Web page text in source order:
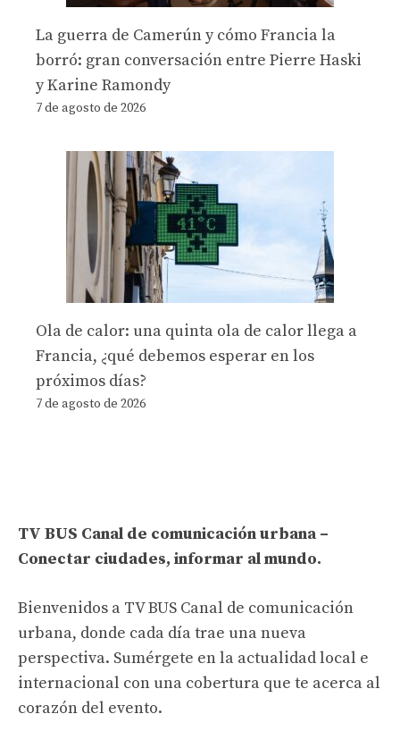
La guerra de Camerún y cómo Francia la
borró: gran conversación entre Pierre Haski
y Karine Ramondy
7 de agosto de 2026
Ola de calor: una quinta ola de calor llega a
Francia, ¿qué debemos esperar en los
próximos días?
7 de agosto de 2026
TV BUS Canal de comunicación urbana –
Conectar ciudades, informar al mundo.
Bienvenidos a TV BUS Canal de comunicación
urbana, donde cada día trae una nueva
perspectiva. Sumérgete en la actualidad local e
internacional con una cobertura que te acerca al
corazón del evento.